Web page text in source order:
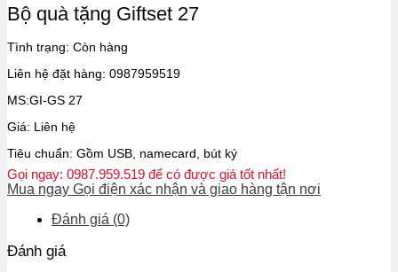
Bộ quà tặng Giftset 27
Tình trạng: Còn hàng
Liên hệ đặt hàng: 0987959519
MS:GI-GS 27
Giá: Liên hệ
Tiêu chuẩn: Gồm USB, namecard, bút ký
Gọi ngay: 0987.959.519 để có được giá tốt nhất!
Mua ngay Gọi điện xác nhận và giao hàng tận nơi
Đánh giá (0)
Đánh giá